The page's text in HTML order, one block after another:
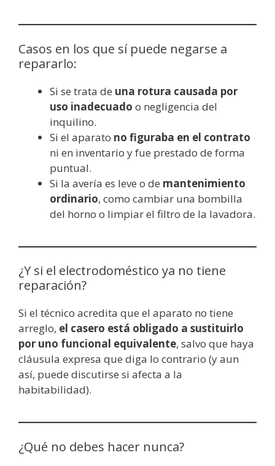
Casos en los que sí puede negarse a
repararlo:
Si se trata de una rotura causada por
uso inadecuado o negligencia del
inquilino.
Si el aparato no figuraba en el contrato
ni en inventario y fue prestado de forma
puntual.
Si la avería es leve o de mantenimiento
ordinario, como cambiar una bombilla
del horno o limpiar el filtro de la lavadora.
¿Y si el electrodoméstico ya no tiene
reparación?
Si el técnico acredita que el aparato no tiene
arreglo, el casero está obligado a sustituirlo
por uno funcional equivalente, salvo que haya
cláusula expresa que diga lo contrario (y aun
así, puede discutirse si afecta a la
habitabilidad).
¿Qué no debes hacer nunca?